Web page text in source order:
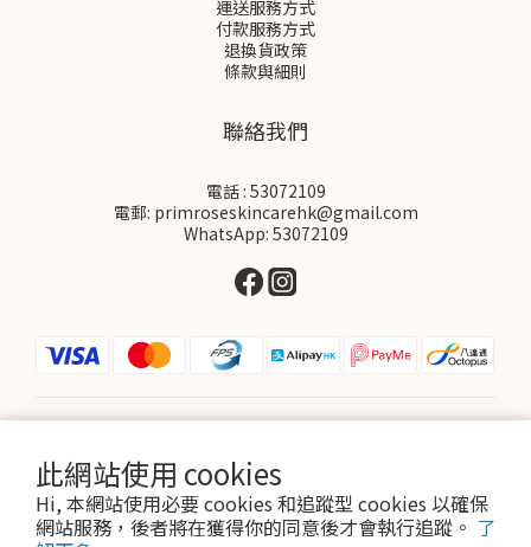
此網站使用 cookies
Hi, 本網站使用必要 cookies 和追蹤型 cookies 以確保
網站服務，後者將在獲得你的同意後才會執行追蹤。 了
運送服務方式
付款服務方式
退換貨政策
條款與細則
聯絡我們
電話 : 53072109
電郵: primroseskincarehk@gmail.com
WhatsApp: 53072109